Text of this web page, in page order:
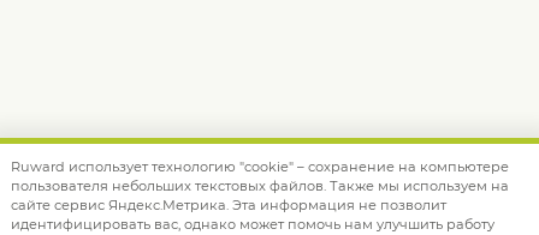
© 2012 — 2026 Ruwardinfo@ruward.ru
Ruward использует технологию "cookie" – сохранение на компьютере
пользователя небольших текстовых файлов. Также мы используем на
сайте сервис Яндекс.Метрика. Эта информация не позволит
идентифицировать вас, однако может помочь нам улучшить работу